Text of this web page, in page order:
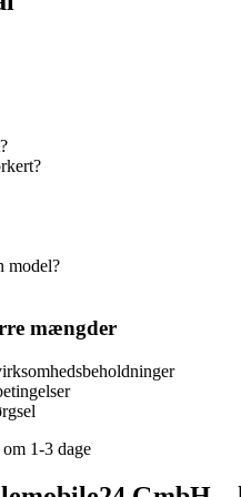
model?
mængder
1-3 dage